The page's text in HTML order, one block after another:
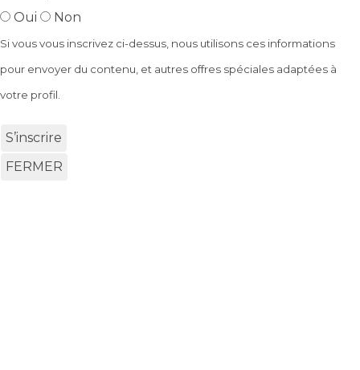
Oui
Non
Si vous vous inscrivez ci-dessus, nous utilisons ces informations
pour envoyer du contenu, et autres offres spéciales adaptées à
votre profil.
S’inscrire
FERMER